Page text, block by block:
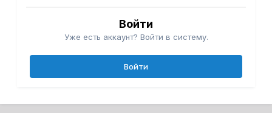
Войти
Уже есть аккаунт? Войти в систему.
Войти